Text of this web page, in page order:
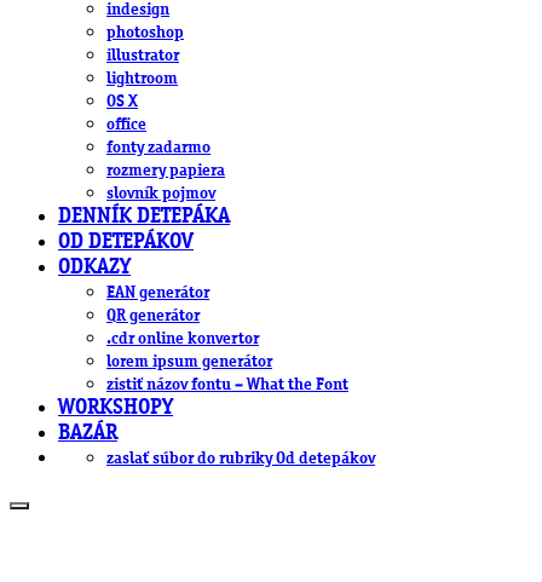
indesign
photoshop
illustrator
lightroom
OS X
office
fonty zadarmo
rozmery papiera
slovník pojmov
DENNÍK DETEPÁKA
OD DETEPÁKOV
ODKAZY
EAN generátor
QR generátor
.cdr online konvertor
lorem ipsum generátor
zistiť názov fontu – What the Font
WORKSHOPY
BAZÁR
zaslať súbor do rubriky Od detepákov